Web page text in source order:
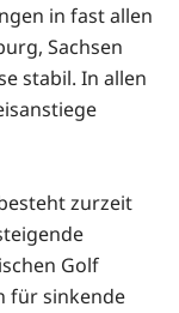
in fast allen
Sachsen
stabil. In allen
zurzeit
Golf
für sinkende